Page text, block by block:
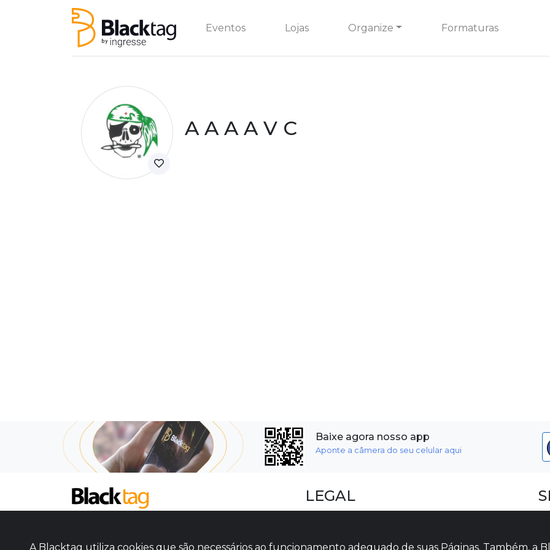
Eventos Lojas Organize Formaturas
A A A A V C
Baixe agora nosso app
Aponte a câmera do seu celular aqui
LEGAL
A Blacktag utiliza cookies que são necessários ao funcionamento adequado de suas Páginas. Também, a